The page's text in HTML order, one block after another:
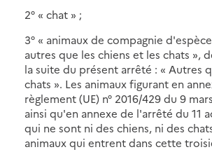
2° « chat » ;
3° « animaux de compagnie
autres que les chiens et les chats »,
la suite du présent arrêté : « Autres
chats ». Les animaux figurant en
règlement (UE) n° 2016/429 du 9
ainsi qu'en annexe de l'arrêté du 11
qui ne sont ni des chiens, ni des
animaux qui entrent dans cette